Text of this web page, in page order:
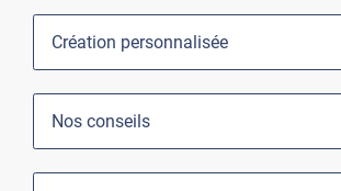
Création personnalisée
Nos conseils